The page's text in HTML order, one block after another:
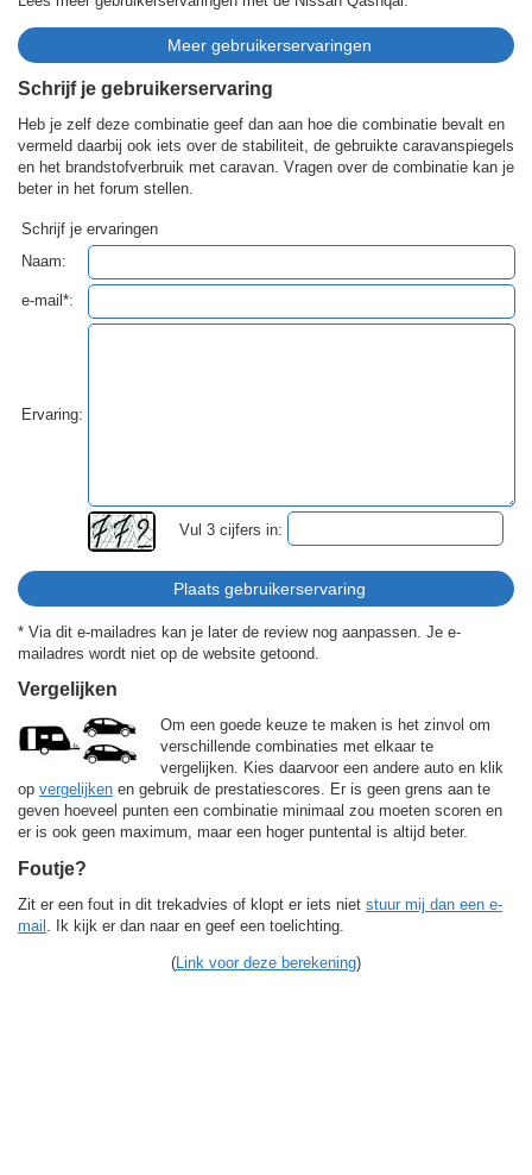
Schrijf je gebruikerservaring
Heb je zelf deze combinatie geef dan aan hoe die combinatie bevalt en
vermeld daarbij ook iets over de stabiliteit, de gebruikte caravanspiegels
en het brandstofverbruik met caravan. Vragen over de combinatie kan je
beter in het forum stellen.
Schrijf je ervaringen
Naam:
e-mail*:
Ervaring:
Vul 3 cijfers in:
* Via dit e-mailadres kan je later de review nog aanpassen. Je e-
mailadres wordt niet op de website getoond.
Vergelijken
Om een goede keuze te maken is het zinvol om
verschillende combinaties met elkaar te
vergelijken. Kies daarvoor een andere auto en klik
op vergelijken en gebruik de prestatiescores. Er is geen grens aan te
geven hoeveel punten een combinatie minimaal zou moeten scoren en
er is ook geen maximum, maar een hoger puntental is altijd beter.
Foutje?
Zit er een fout in dit trekadvies of klopt er iets niet stuur mij dan een e-
mail
. Ik kijk er dan naar en geef een toelichting.
( Link voor deze berekening)